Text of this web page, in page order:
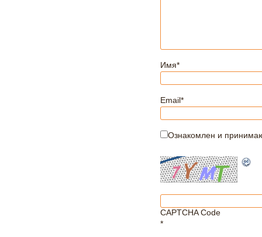
Имя*
Email*
Ознакомлен и
CAPTCHA Code
*